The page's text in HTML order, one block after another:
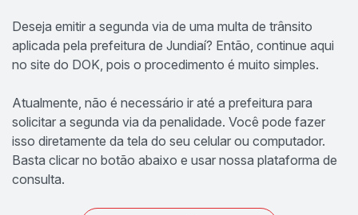
Deseja emitir a segunda via de uma multa de trânsito
aplicada pela prefeitura de Jundiaí? Então, continue aqui
no site do DOK, pois o procedimento é muito simples.
Atualmente, não é necessário ir até a prefeitura para
solicitar a segunda via da penalidade. Você pode fazer
isso diretamente da tela do seu celular ou computador.
Basta clicar no botão abaixo e usar nossa plataforma de
consulta.